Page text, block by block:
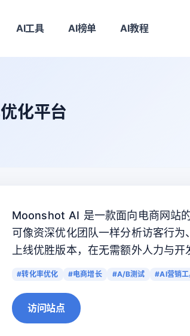
AI工具 AI榜单 AI教程
化平台
Moonshot AI 是一款面向电商网站
可像资深优化团队一样分析访客行
上线优胜版本，在无需额外人力与
#转化率优化 #电商增长 #A/B测试 #AI营销
访问站点